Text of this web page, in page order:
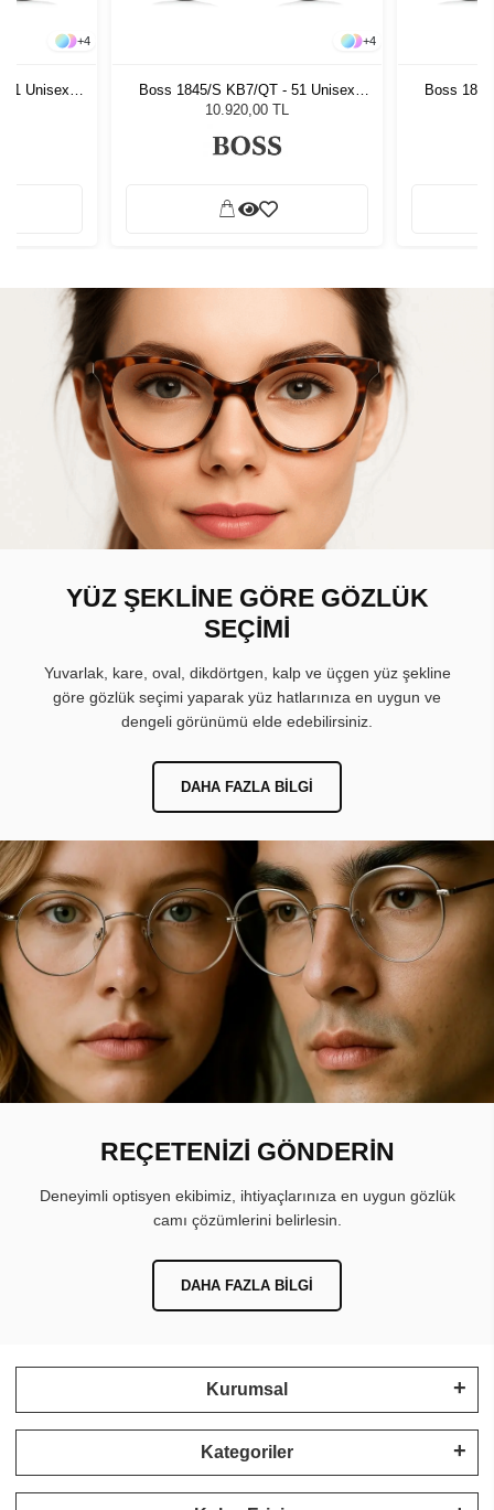
+4
51 Unisex
+4
Boss 1845/S KB7/QT - 51 Unisex
Güneş Gözlüğü
10.920,00 TL
Boss
YÜZ ŞEKLİNE GÖRE GÖZLÜK
SEÇİMİ
Yuvarlak, kare, oval, dikdörtgen, kalp ve üçgen yüz şekline
göre gözlük seçimi yaparak yüz hatlarınıza en uygun ve
dengeli görünümü elde edebilirsiniz.
DAHA FAZLA BILGI
REÇETENİZİ GÖNDERİN
Deneyimli optisyen ekibimiz, ihtiyaçlarınıza en uygun gözlük
camı çözümlerini belirlesin.
DAHA FAZLA BILGI
Kurumsal
Kategoriler